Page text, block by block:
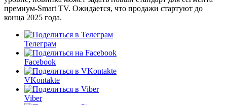
премиум-Smart TV. Ожидается, что продажи стартуют до
конца 2025 года.
Телеграм
Facebook
VKontakte
Viber